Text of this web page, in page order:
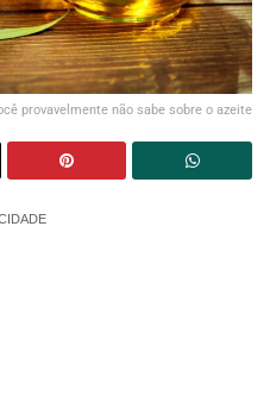
provavelmente não sabe sobre o azeite